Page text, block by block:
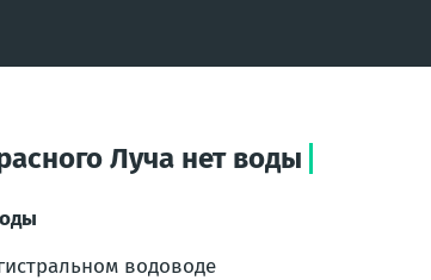
Луча нет воды
водоводе